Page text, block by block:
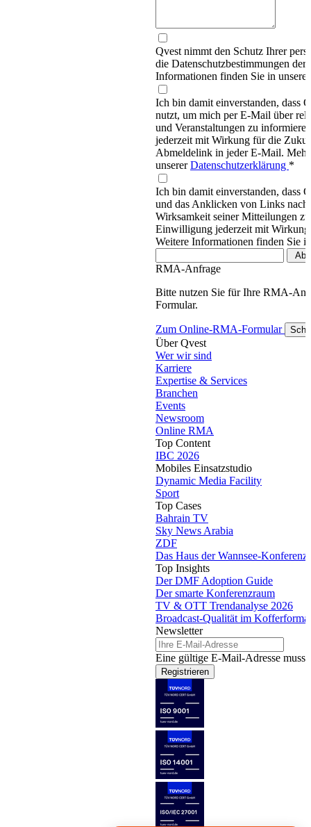
Qvest nimmt den Schutz Ihrer
die Datenschutzbestimmungen
Informationen finden Sie in
Ich bin damit einverstanden, dass
nutzt, um mich per E-Mail über
und Veranstaltungen zu
jederzeit mit Wirkung für die
Abmeldelink in jeder E-Mail.
unsererDatenschutzerklärung *
Ich bin damit einverstanden, dass
und das Anklicken von Links
Wirksamkeit seiner Mitteilungen
Einwilligung jederzeit mit
Weitere Informationen finden Sie
RMA-Anfrage
Bitte nutzen Sie für Ihre RMA-
Formular.
Zum Online-RMA-Formular
Über Qvest
Wer wir sind
Karriere
Expertise & Services
Branchen
Events
Newsroom
Online RMA
Top Content
IBC 2026
Mobiles Einsatzstudio
Dynamic Media Facility
Sport
Top Cases
Bahrain TV
Sky News Arabia
ZDF
Das Haus der Wannsee-Konferenz
Top Insights
Der DMF Adoption Guide
Der smarte Konferenzraum
TV & OTT Trendanalyse 2026
Broadcast-Qualität im Kofferformat
Newsletter
Eine gültige E-Mail-Adresse muss
Registrieren